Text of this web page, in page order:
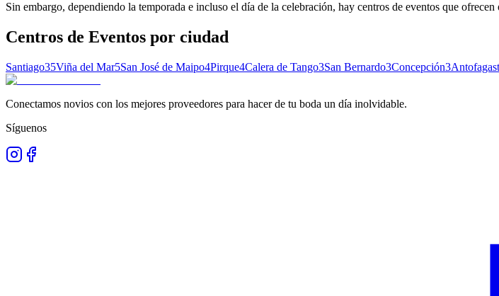
Sin embargo, dependiendo la temporada e incluso el día de la celebración, hay centros de eventos que
Centros de Eventos por ciudad
Santiago35Viña del Mar5San José de Maipo4Pirque4Calera de Tango3San Bernardo3Concepción3
Conectamos novios con los mejores proveedores para hacer de tu boda un día inolvidable.
Síguenos